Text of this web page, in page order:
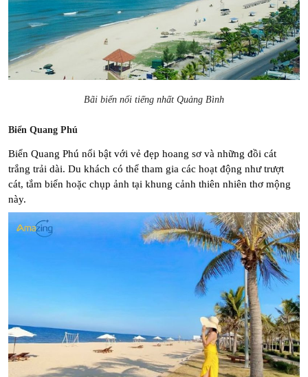
Bãi biển nổi tiếng nhất Quảng Bình
Biển Quang Phú
Biển Quang Phú nổi bật với vẻ đẹp hoang sơ và những đồi cát
trắng trải dài. Du khách có thể tham gia các hoạt động như trượt
cát, tắm biển hoặc chụp ảnh tại khung cảnh thiên nhiên thơ mộng
này.